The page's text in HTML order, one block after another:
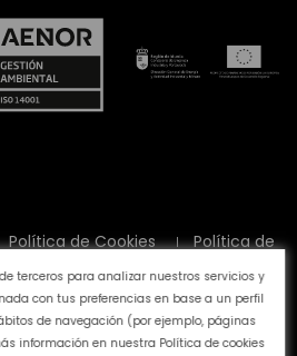
terceros para analizar nuestros servicios y
con tus preferencias en base a un perfil
de navegación (por ejemplo, páginas
información en nuestra Política de cookies
Política de Cookies
Política de